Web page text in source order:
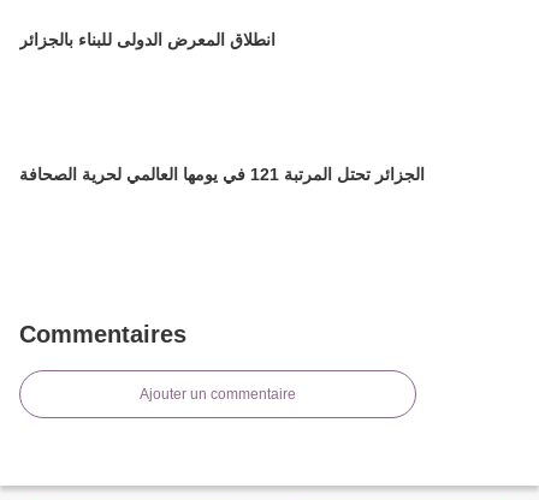
انطلاق المعرض الدولى للبناء بالجزائر
الجزائر تحتل المرتبة 121 في يومها العالمي لحرية الصحافة
Commentaires
Ajouter un commentaire